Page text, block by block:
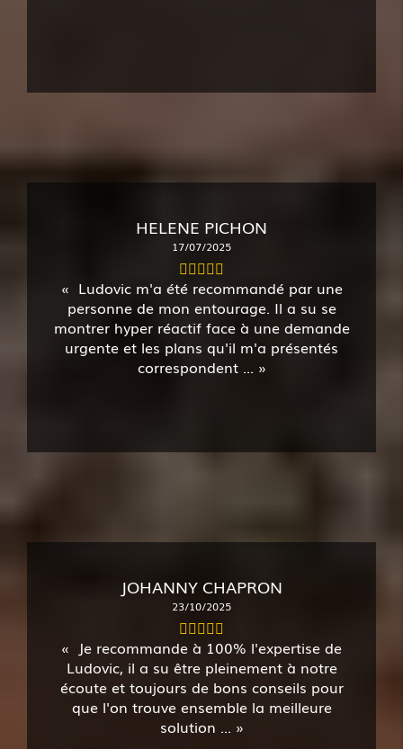
HELENE PICHON
17/07/2025
Ludovic m'a été recommandé par une
personne de mon entourage. Il a su se
montrer hyper réactif face à une demande
urgente et les plans qu'il m'a présentés
correspondent ...
JOHANNY CHAPRON
23/10/2025
Je recommande à 100% l'expertise de
Ludovic, il a su être pleinement à notre
écoute et toujours de bons conseils pour
que l'on trouve ensemble la meilleure
solution ...